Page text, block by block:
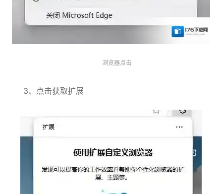
浏览器点击
3、点击获取扩展